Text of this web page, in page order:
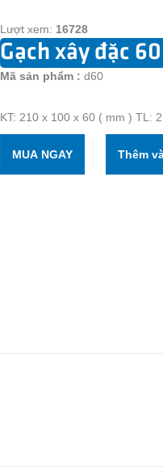
Lượt xem: 16728
Gạch xây đặc 60
Mã sản phẩm : d60
KT: 210 x 100 x 60 ( mm ) TL:
MUA NGAY